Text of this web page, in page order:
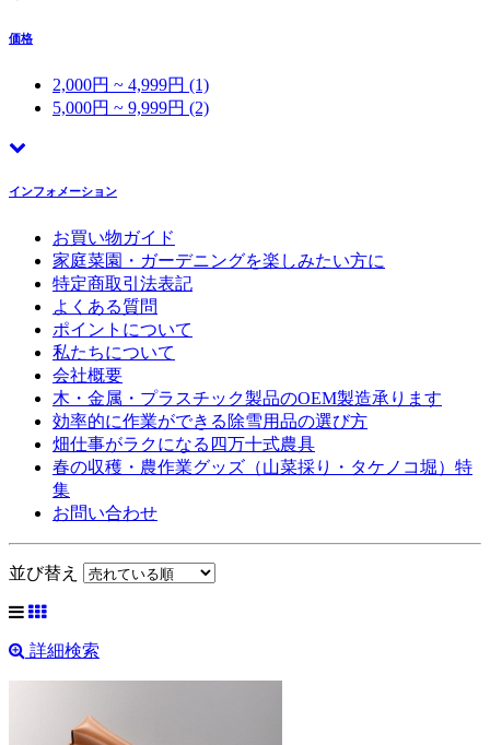
価格
2,000円 ~ 4,999円 (1)
5,000円 ~ 9,999円 (2)
インフォメーション
お買い物ガイド
家庭菜園・ガーデニングを楽しみたい方に
特定商取引法表記
よくある質問
ポイントについて
私たちについて
会社概要
木・金属・プラスチック製品のOEM製造承ります
効率的に作業ができる除雪用品の選び方
畑仕事がラクになる四万十式農具
春の収穫・農作業グッズ（山菜採り・タケノコ堀）特
集
お問い合わせ
並び替え
詳細検索